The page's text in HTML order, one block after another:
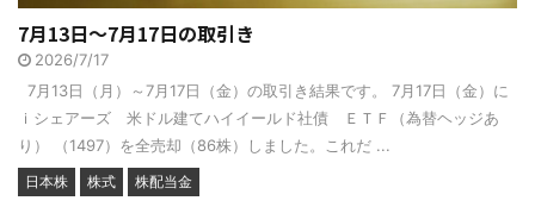
7月13日～7月17日の取引き
2026/7/17
7月13日（月）～7月17日（金）の取引き結果です。 7月17日（金）に
ｉシェアーズ 米ドル建てハイイールド社債 ＥＴＦ（為替ヘッジあ
り） （1497）を全売却（86株）しました。これだ ...
日本株 株式 株配当金